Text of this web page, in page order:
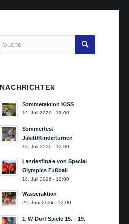
NACHRICHTEN
Sommeraktion KISS
19. Juli 2026 - 12:00
Sommerfest
Jukitt/Kinderturnen
18. Juli 2026 - 12:00
Landesfinale von Special
Olympics Fußball
18. Juli 2026 - 12:00
Wasseraktion
27. Juni 2026 - 12:00
1. W-Dorf Spiele 15. – 19.